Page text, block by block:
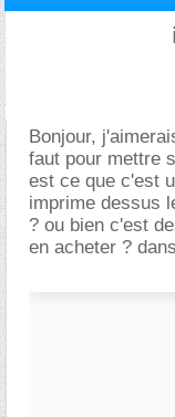
Bonjour,
faut pour mettre
est ce que c'est
imprime dessus
? ou bien c'est
en acheter ?